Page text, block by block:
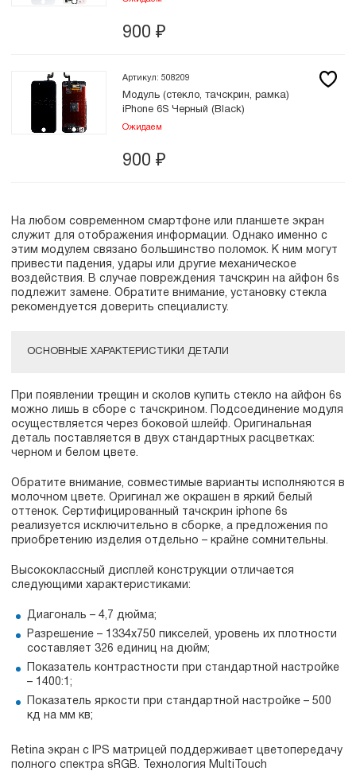
900 ₽
Артикул: 508209
Модуль (стекло, тачскрин, рамка)
iPhone 6S Черный (Black)
Ожидаем
900 ₽
На любом современном смартфоне или планшете экран
служит для отображения информации. Однако именно с
этим модулем связано большинство поломок. К ним могут
привести падения, удары или другие механическое
воздействия. В случае повреждения тачскрин на айфон 6s
подлежит замене. Обратите внимание, установку стекла
рекомендуется доверить специалисту.
ОСНОВНЫЕ ХАРАКТЕРИСТИКИ ДЕТАЛИ
При появлении трещин и сколов купить стекло на айфон 6s
можно лишь в сборе с тачскрином. Подсоединение модуля
осуществляется через боковой шлейф. Оригинальная
деталь поставляется в двух стандартных расцветках:
черном и белом цвете.
Обратите внимание, совместимые варианты исполняются в
молочном цвете. Оригинал же окрашен в яркий белый
оттенок. Сертифицированный тачскрин iphone 6s
реализуется исключительно в сборке, а предложения по
приобретению изделия отдельно – крайне сомнительны.
Высококлассный дисплей конструкции отличается
следующими характеристиками:
Диагональ – 4,7 дюйма;
Разрешение – 1334x750 пикселей, уровень их плотности
составляет 326 единиц на дюйм;
Показатель контрастности при стандартной настройке
– 1400:1;
Показатель яркости при стандартной настройке – 500
кд на мм кв;
Retina экран с IPS матрицей поддерживает цветопередачу
полного спектра sRGB. Технология MultiTouch